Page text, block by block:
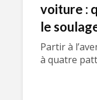
voiture :
le
Partir à
à quatre